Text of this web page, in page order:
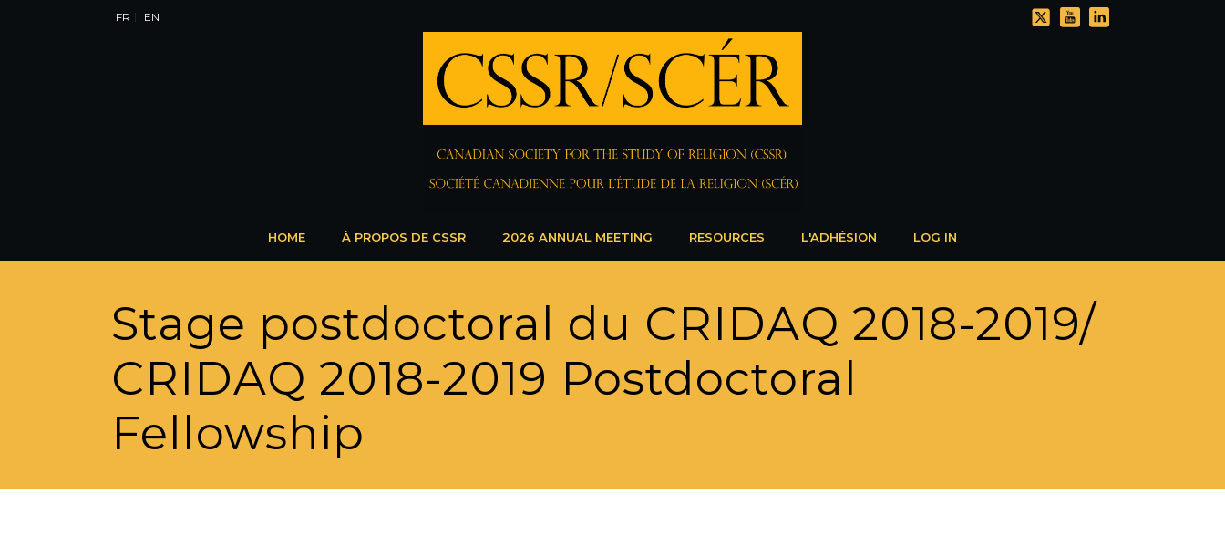
FR EN
HOME À PROPOS DE CSSR 2026 ANNUAL MEETING RESOURCES L'ADHÉSION LOG IN
Stage postdoctoral du CRIDAQ 2018-2019/
CRIDAQ 2018-2019 Postdoctoral
Fellowship